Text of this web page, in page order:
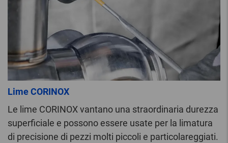
Lime CORINOX
Le lime CORINOX vantano una straordinaria durezza
superficiale e possono essere usate per la limatura
di precisione di pezzi molti piccoli e particolareggiati.